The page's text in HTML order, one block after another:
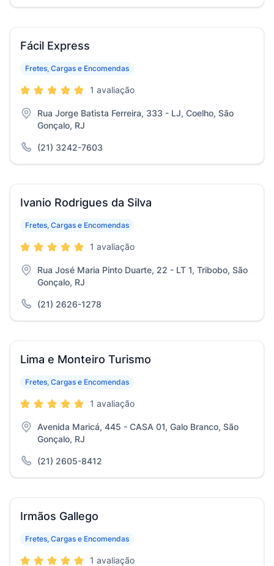
Fácil Express
Fretes, Cargas e Encomendas
1 avaliação
Rua Jorge Batista Ferreira, 333 - LJ, Coelho, São
Gonçalo, RJ
(21) 3242-7603
Ivanio Rodrigues da Silva
Fretes, Cargas e Encomendas
1 avaliação
Rua José Maria Pinto Duarte, 22 - LT 1, Tribobo, São
Gonçalo, RJ
(21) 2626-1278
Lima e Monteiro Turismo
Fretes, Cargas e Encomendas
1 avaliação
Avenida Maricá, 445 - CASA 01, Galo Branco, São
Gonçalo, RJ
(21) 2605-8412
Irmãos Gallego
Fretes, Cargas e Encomendas
1 avaliação